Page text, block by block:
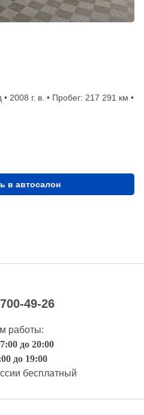
2008 г. в. • Пробег: 217 291 км •
в автосалон
49-26
работы:
до 20:00
до 19:00
бесплатный